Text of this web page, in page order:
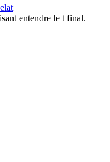
entendre le t final.